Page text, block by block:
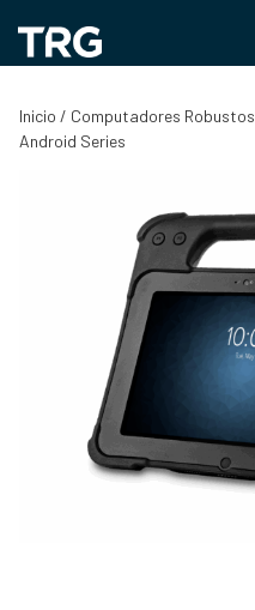
contenido
Inicio / Computadores Robustos
Android Series